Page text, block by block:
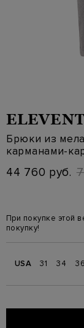
Брюки из
карманами-
44 760 руб.
При покупке этой
покупку!
USA 31 34 36